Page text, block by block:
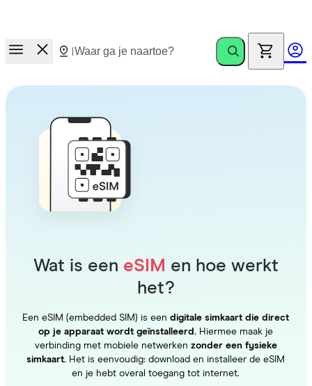
Nodig vrienden uit. Win tot €100
Wat is een eSIM en hoe werkt
het?
Een eSIM (embedded SIM) is eendigitale simkaart die direct
op je apparaat wordt geïnstalleerd. Hiermee maak je
verbinding met mobiele netwerken zonder een fysieke
simkaart. Het is eenvoudig: download en installeer de eSIM
en je hebt overal toegang tot internet.